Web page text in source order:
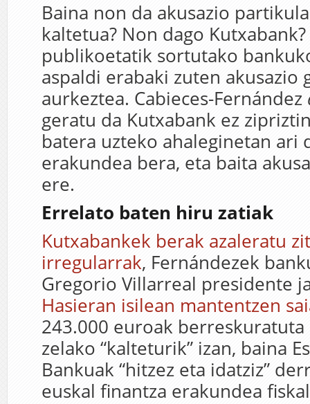
Baina non da akusazio
kaltetua? Non dago
publikoetatik sortutako
aspaldi erabaki zuten akusazio
aurkeztea. Cabieces-Fernández
geratu da Kutxabank ez
batera uzteko ahaleginetan ari
erakundea bera, eta baita
ere.
Errelato baten hiru zatiak
Kutxabankek berak azaleratu
irregularrak, Fernándezek
Gregorio Villarreal presidente
Hasieran isilean mantentzen
243.000 euroak berreskuratuta
zelako “kalteturik” izan, baina
Bankuak “hitzez eta idatziz”
euskal finantza erakundea